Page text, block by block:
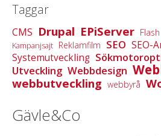
Taggar
CMS Drupal EPiServer Flash
Kampanjsajt Reklamfilm SEO SEO-
Systemutveckling
Utveckling Webbdesign
webbutveckling webbyrå
Gävle&Co